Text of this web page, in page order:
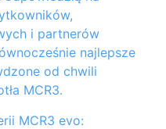
i partnerów
najlepsze
od chwili
MCR3.
MCR3 evo: